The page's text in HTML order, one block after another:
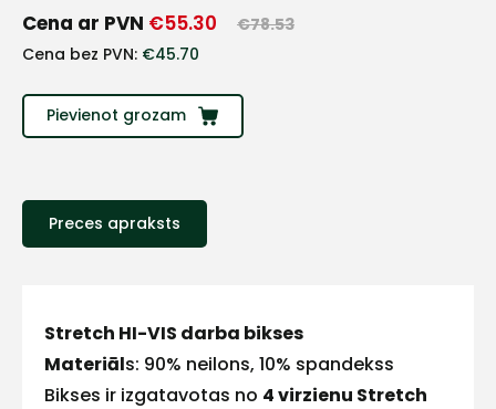
Cena ar PVN €55.30 €78.53
Cena bez PVN: €45.70
Pievienot grozam
Preces apraksts
Stretch HI-VIS darba bikses
Materiāls: 90% neilons, 10% spandekss
Bikses ir izgatavotas no 4 virzienu Stretch
Sazinies
E-pasts